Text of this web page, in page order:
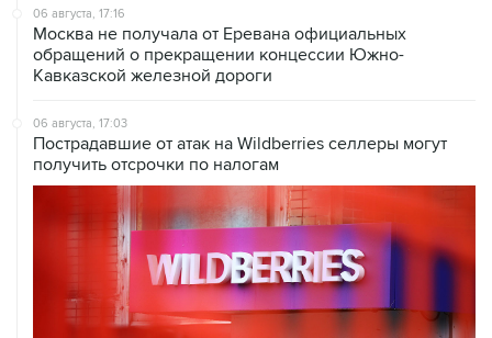
06 августа, 17:16
Москва не получала от Еревана официальных
обращений о прекращении концессии Южно-
Кавказской железной дороги
06 августа, 17:03
Пострадавшие от атак на Wildberries селлеры могут
получить отсрочки по налогам